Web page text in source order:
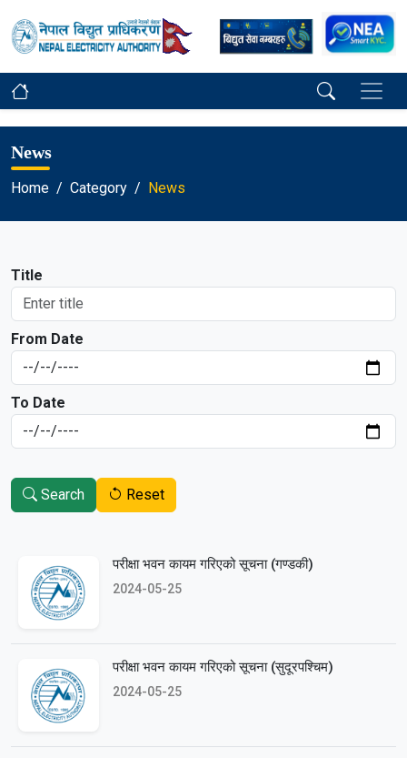
News
Home Category News
Title
From Date
To Date
Search Reset
परीक्षा भवन कायम गरिएको सूचना (गण्डकी)
2024-05-25
परीक्षा भवन कायम गरिएको सूचना (सुदूरपश्‍चिम)
2024-05-25